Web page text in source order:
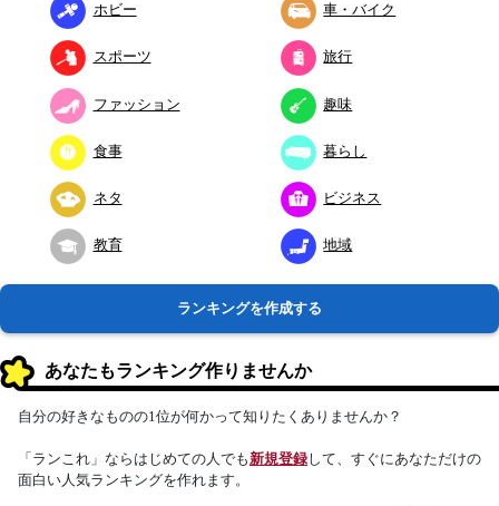
ホビー 車・バイク
スポーツ 旅行
ファッション 趣味
食事 暮らし
ネタ ビジネス
教育 地域
ランキングを作成する
あなたもランキング作りませんか
自分の好きなものの1位が何かって知りたくありませんか？
「ランこれ」ならはじめての人でも新規登録して、すぐにあなただけの
面白い人気ランキングを作れます。